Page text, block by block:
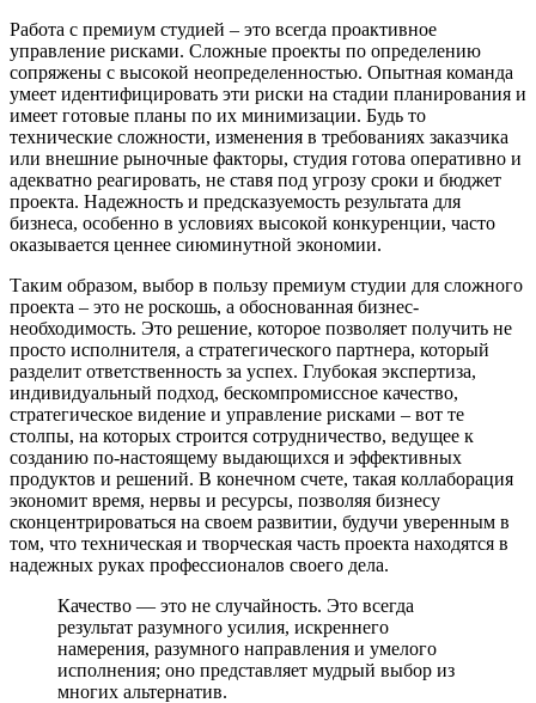
Работа с премиум студией – это всегда проактивное
управление рисками. Сложные проекты по определению
сопряжены с высокой неопределенностью. Опытная команда
умеет идентифицировать эти риски на стадии планирования и
имеет готовые планы по их минимизации. Будь то
технические сложности, изменения в требованиях заказчика
или внешние рыночные факторы, студия готова оперативно и
адекватно реагировать, не ставя под угрозу сроки и бюджет
проекта. Надежность и предсказуемость результата для
бизнеса, особенно в условиях высокой конкуренции, часто
оказывается ценнее сиюминутной экономии.
Таким образом, выбор в пользу премиум студии для сложного
проекта – это не роскошь, а обоснованная бизнес-
необходимость. Это решение, которое позволяет получить не
просто исполнителя, а стратегического партнера, который
разделит ответственность за успех. Глубокая экспертиза,
индивидуальный подход, бескомпромиссное качество,
стратегическое видение и управление рисками – вот те
столпы, на которых строится сотрудничество, ведущее к
созданию по-настоящему выдающихся и эффективных
продуктов и решений. В конечном счете, такая коллаборация
экономит время, нервы и ресурсы, позволяя бизнесу
сконцентрироваться на своем развитии, будучи уверенным в
том, что техническая и творческая часть проекта находятся в
надежных руках профессионалов своего дела.
Качество — это не случайность. Это всегда
результат разумного усилия, искреннего
намерения, разумного направления и умелого
исполнения; оно представляет мудрый выбор из
многих альтернатив.